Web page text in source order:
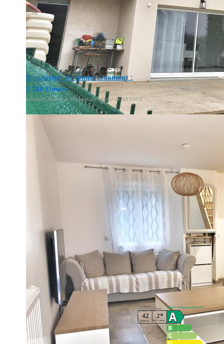
Simulation de remboursement :
2 156 €/mois
pendant 20 ans à 3% avec un apport de 43 200 €
Sous Compromis de Vente
Au sein d'un quartier pavillonnaire et calme. nous vous
cuisine US équipée, chambre avec salle d'eau et wc. A
édifié sur un agréable terrain clos de 585 m². Decoration
honoraires de 4.10% TTC à la charge de l'acquéreur
Diagnostics énergétiques